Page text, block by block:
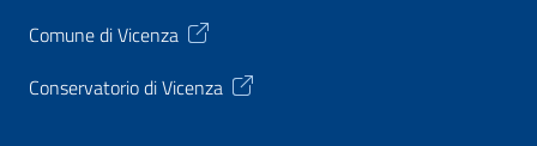
Comune di Vicenza
Conservatorio di Vicenza